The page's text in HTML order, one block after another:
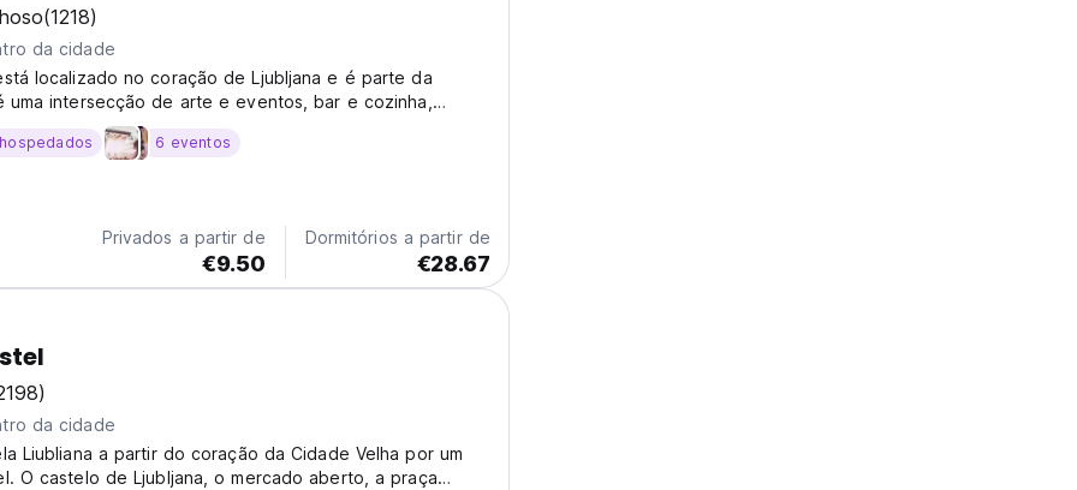
(1218)
da cidade
localizado no coração de Ljubljana e é parte da
uma intersecção de arte e eventos, bar e cozinha,
e boa descanso.
6 eventos
Privados a partir de
€9.50
Dormitórios a partir de
€28.67
da cidade
Liubliana a partir do coração da Cidade Velha por um
O castelo de Ljubljana, o mercado aberto, a praça